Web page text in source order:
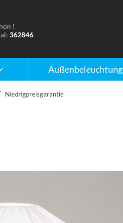
Außenbeleuchtung
!
362846
Niedrigpreisgarantie